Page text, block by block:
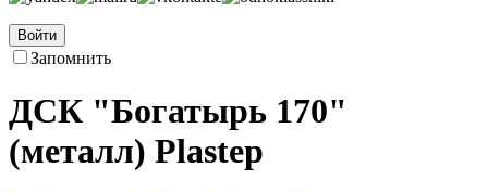
Войти
Запомнить
ДСК "Богатырь 170"
(металл) Plastep